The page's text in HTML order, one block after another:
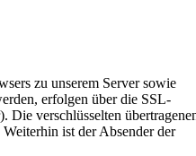
zu unserem Server sowie
erfolgen über die SSL-
Die verschlüsselten
ist der Absender der